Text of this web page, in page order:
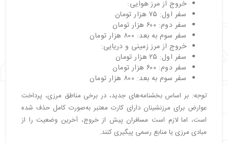
خروج از مرز هوایی:
سفر اول: ۷۵ هزار تومان
سفر دوم: ۶۰۰ هزار تومان
سفر سوم به بعد: ۸۰۰ هزار تومان
خروج از مرز زمینی و دریایی:
سفر اول: ۲۵ هزار تومان
سفر دوم: ۶۰۰ هزار تومان
سفر سوم به بعد: ۸۰۰ هزار تومان
توجه: بر اساس بخشنامه‌های جدید، در برخی مناطق مرزی، پرداخت
عوارض برای مرزنشینان دارای کارت معتبر به‌صورت کامل حذف شده
است، اما لازم است مسافران پیش از خروج، آخرین وضعیت را از
مبادی مرزی یا منابع رسمی پیگیری کنند.